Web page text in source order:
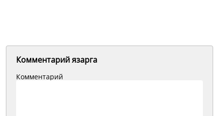
Комментарий язарга
Комментарий